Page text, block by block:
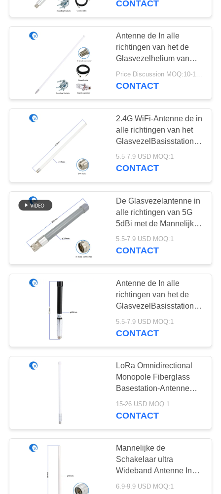
PRIVACY
POLICY
CONTACT
Antenne de In alle
richtingen van het de
Glasvezelhelium van
8dBi 868MHz met Kabel
lmr-200
Price Discussion MOQ:10-100 stuks
CONTACT
2.4G WiFi-Antenne de in
alle richtingen van het
GlasvezelBasisstation
met de Mannelijke
Schakelaar van SMA
5.5-7.9 USD MOQ:1
CONTACT
De Glasvezelantenne in
alle richtingen van 5G
5dBi met de Mannelijke
Schakelaar van N
5.5-7.9 USD MOQ:1
CONTACT
Antenne de In alle
richtingen van het de
GlasvezelBasisstation
van 2.4G 5dBi WiFi met
n-Schakelaar
5.5-7.9 USD MOQ:1
CONTACT
LoRa Omnidirectional
Monopole Fiberglass
Basestation-Antenne
voor Heliummijnwerker
15-26 USD MOQ:1
CONTACT
Mannelijke de
Schakelaar ultra
Wideband Antenne In
alle richtingen van ISO
6.9-9.9 USD MOQ:1